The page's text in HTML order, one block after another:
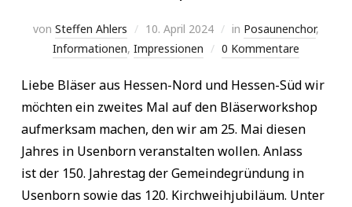
von Steffen Ahlers 10. April 2024 in Posaunenchor,
Informationen, Impressionen 0 Kommentare
Liebe Bläser aus Hessen-Nord und Hessen-Süd wir
möchten ein zweites Mal auf den Bläserworkshop
aufmerksam machen, den wir am 25. Mai diesen
Jahres in Usenborn veranstalten wollen. Anlass
ist der 150. Jahrestag der Gemeindegründung in
Usenborn sowie das 120. Kirchweihjubiläum. Unter